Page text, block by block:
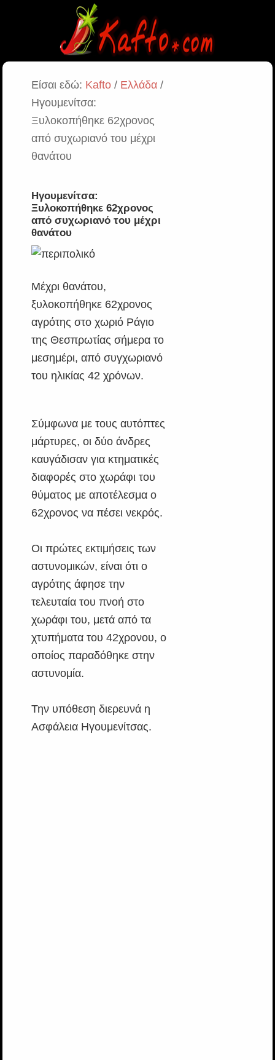
Είσαι εδώ: Kafto/ Ελλάδα/
Ηγουμενίτσα:
Ξυλοκοπήθηκε 62χρονος
από συχωριανό του μέχρι
θανάτου
Ηγουμενίτσα:
Ξυλοκοπήθηκε 62χρονος
από συχωριανό του μέχρι
θανάτου
Μέχρι θανάτου,
ξυλοκοπήθηκε 62χρονος
αγρότης στο χωριό Ράγιο
της Θεσπρωτίας σήμερα το
μεσημέρι, από συγχωριανό
του ηλικίας 42 χρόνων.
Σύμφωνα με τους αυτόπτες
μάρτυρες, οι δύο άνδρες
καυγάδισαν για κτηματικές
διαφορές στο χωράφι του
θύματος με αποτέλεσμα ο
62χρονος να πέσει νεκρός.
Οι πρώτες εκτιμήσεις των
αστυνομικών, είναι ότι ο
αγρότης άφησε την
τελευταία του πνοή στο
χωράφι του, μετά από τα
χτυπήματα του 42χρονου, ο
οποίος παραδόθηκε στην
αστυνομία.
Την υπόθεση διερευνά η
Ασφάλεια Ηγουμενίτσας.